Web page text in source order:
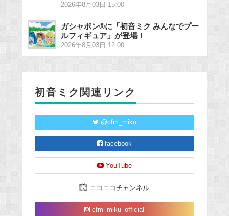
2026年8月03日 15:00
ガシャポン®に「初音ミク みんなでプー
ルフィギュア」が登場！
2026年8月03日 12:00
初音ミク関連リンク
@cfm_miku
facebook
YouTube
ニコニコチャンネル
cfm_miku_official